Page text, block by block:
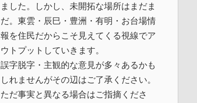
ました。しかし、未開拓な場所はまだま
だ。東雲・辰巳・豊洲・有明・お台場情
報を住民だからこそ見えてくる視線でア
ウトプットしていきます。
誤字脱字・主観的な意見が多々あるかも
しれませんがその辺はご了承ください。
ただ事実と異なる場合はご指摘くださ